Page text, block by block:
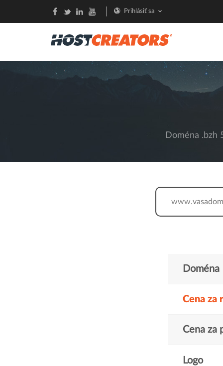
Prihlásiť sa
Doména .bzh
www.
Doména
Cena za
Cena za
Logo